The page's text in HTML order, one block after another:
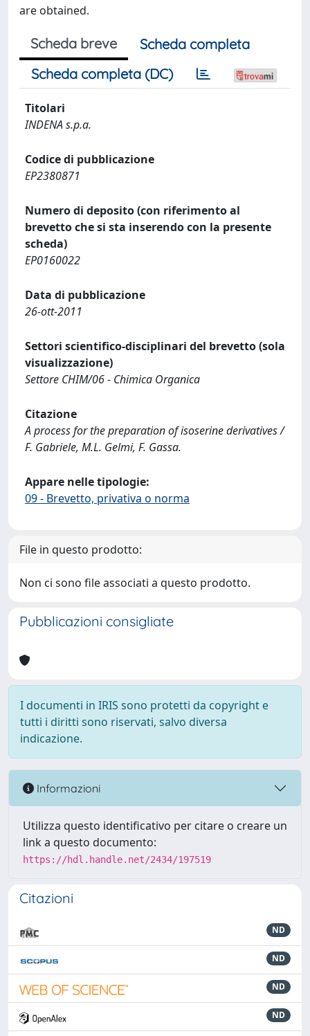
are obtained.
Scheda breve
Scheda completa
Scheda completa (DC)
Titolari
INDENA s.p.a.
Codice di pubblicazione
EP2380871
Numero di deposito (con riferimento al
brevetto che si sta inserendo con la presente
scheda)
EP0160022
Data di pubblicazione
26-ott-2011
Settori scientifico-disciplinari del brevetto (sola
visualizzazione)
Settore CHIM/06 - Chimica Organica
Citazione
A process for the preparation of isoserine derivatives /
F. Gabriele, M.L. Gelmi, F. Gassa.
Appare nelle tipologie:
09 - Brevetto, privativa o norma
File in questo prodotto:
Non ci sono file associati a questo prodotto.
Pubblicazioni consigliate
I documenti in IRIS sono protetti da copyright e
tutti i diritti sono riservati, salvo diversa
indicazione.
Informazioni
Utilizza questo identificativo per citare o creare un
link a questo documento:
https://hdl.handle.net/2434/197519
Citazioni
ND
ND
ND
ND